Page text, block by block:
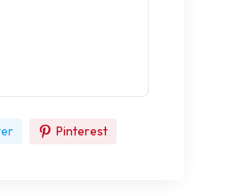
Pinterest